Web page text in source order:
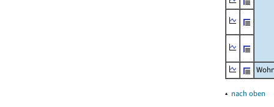
▴ nach oben